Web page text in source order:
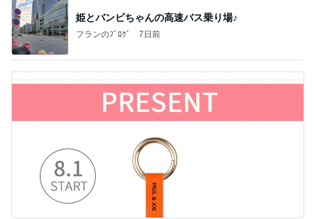
姫とバンビちゃんの高速バス乗り場♪
フランのﾌﾞﾛｸﾞ 7日前